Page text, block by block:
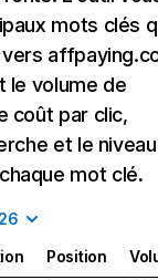
mots clés
le volume de
coût par clic,
et le
mot clé.
Position